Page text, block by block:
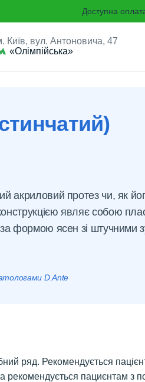
Доступна
Київ, вул. Антоновича, 47
«Олімпійська»
акриловий протез чи, як
являє собою
за формою ясен зі штучними
D.Ante
ряд. Рекомендується
рекомендується пациєнтам з